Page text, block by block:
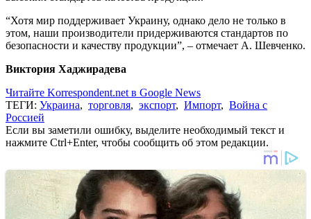
“Хотя мир поддерживает Украину, однако дело не только в
этом, наши производители придерживаются стандартов по
безопасности и качеству продукции”, – отмечает А. Шевченко.
Виктория Хаджирадева
Читайте Korrespondent.net в Google News
ТЕГИ: Украина, торговля, экспорт, Импорт, Война с
Россией
Если вы заметили ошибку, выделите необходимый текст и
нажмите Ctrl+Enter, чтобы сообщить об этом редакции.